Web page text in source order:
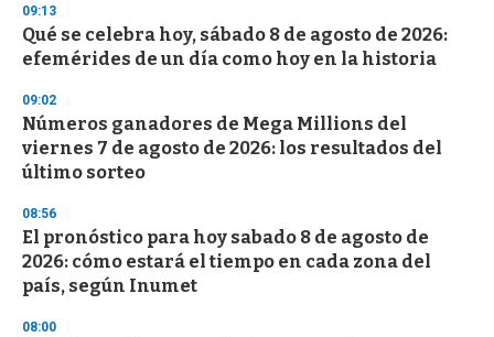
09:13
Qué se celebra hoy, sábado 8 de agosto de 2026:
efemérides de un día como hoy en la historia
09:02
Números ganadores de Mega Millions del
viernes 7 de agosto de 2026: los resultados del
último sorteo
08:56
El pronóstico para hoy sabado 8 de agosto de
2026: cómo estará el tiempo en cada zona del
país, según Inumet
08:00